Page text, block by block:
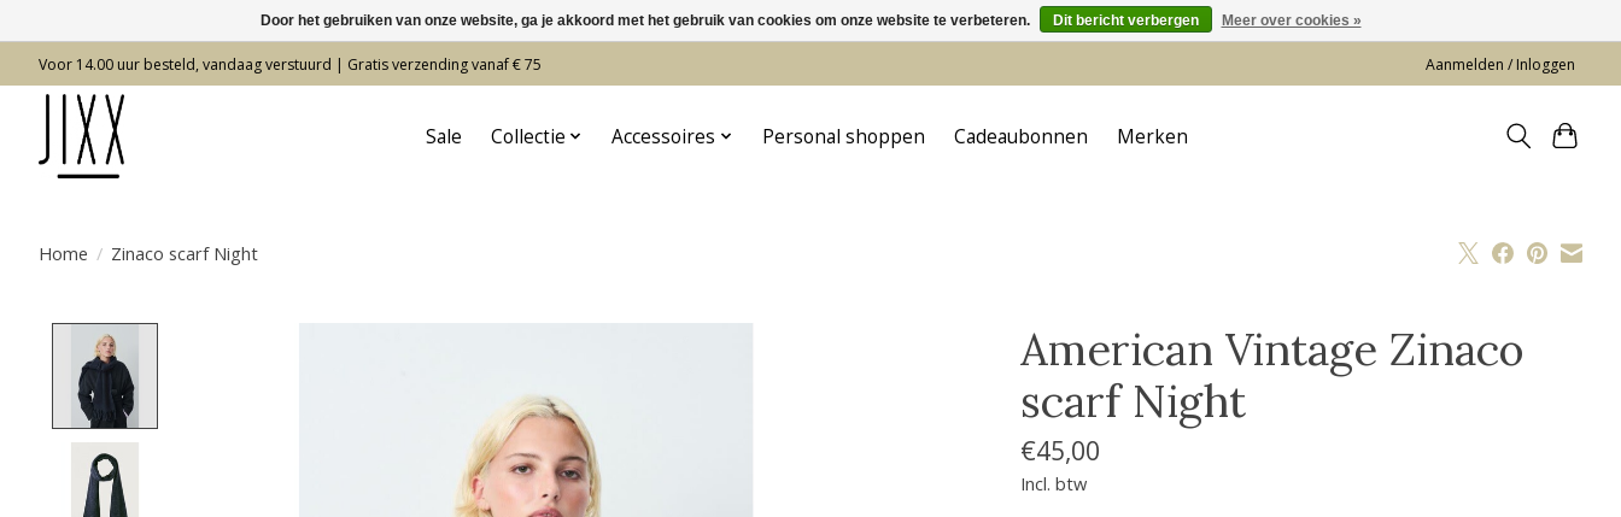
Voor 14.00 uur besteld, vandaag verstuurd | Gratis verzending vanaf € 75 Aanmelden / Inloggen
Sale Collectie Accessoires Personal shoppen Cadeaubonnen Merken
Home / Zinaco scarf Night
American Vintage Zinaco
scarf Night
€45,00
Incl. btw
Door het gebruiken van onze website, ga je akkoord met het gebruik van cookies om onze website te verbeteren. Dit bericht verbergen Meer over cookies »